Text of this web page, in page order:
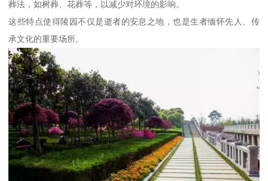
葬法，如树葬、花葬等，以减少对环境的影响。
这些特点使得陵园不仅是逝者的安息之地，也是生者缅怀先人、传
承文化的重要场所。